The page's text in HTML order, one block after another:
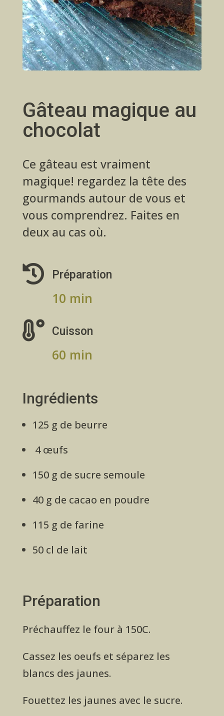
Gâteau magique au
chocolat
Ce gâteau est vraiment
magique! regardez la tête des
gourmands autour de vous et
vous comprendrez. Faites en
deux au cas où.
 Préparation
10 min
 Cuisson
60 min
Ingrédients
125 g de beurre
4 œufs
150 g de sucre semoule
40 g de cacao en poudre
115 g de farine
50 cl de lait
Préparation
Préchauffez le four à 150C.
Cassez les oeufs et séparez les
blancs des jaunes.
Fouettez les jaunes avec le sucre.